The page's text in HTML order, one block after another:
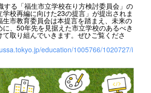
る「福生市立学校在り方検討委員会」の
校再編に向けた23の提言」が提出されま
生市教育委員会は本提言を踏まえ、未来の
、50年先を見据えた市立学校のあるべき
取り組んでいきます。ぜひご覧くださ
education/1005766/1020727/i